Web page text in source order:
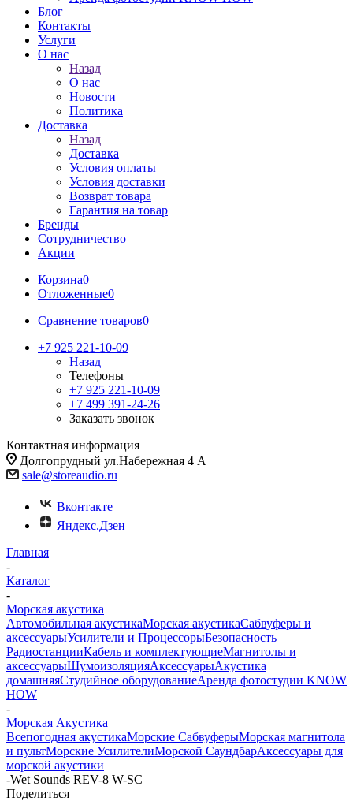
Блог
Контакты
Услуги
О нас
Назад
О нас
Новости
Политика
Доставка
Назад
Доставка
Условия оплаты
Условия доставки
Возврат товара
Гарантия на товар
Бренды
Сотрудничество
Акции
Корзина0
Отложенные0
Сравнение товаров0
+7 925 221-10-09
Назад
Телефоны
+7 925 221-10-09
+7 499 391-24-26
Заказать звонок
Контактная информация
Долгопрудный ул.Набережная 4 А
sale@storeaudio.ru
Вконтакте
Яндекс.Дзен
Главная
-
Каталог
-
Морская акустика
Автомобильная акустикаМорская акустикаСабвуферы и
аксессуарыУсилители и ПроцессорыБезопасность
РадиостанцииКабель и комплектующиеМагнитолы и
аксессуарыШумоизоляцияАксессуарыАкустика
домашняяСтудийное оборудованиеАренда фотостудии KNOW
HOW
-
Морская Акустика
Всепогодная акустикаМорские СабвуферыМорская магнитола
и пультМорские УсилителиМорской CаундбарАксессуары для
морской акустики
-Wet Sounds REV-8 W-SC
Поделиться